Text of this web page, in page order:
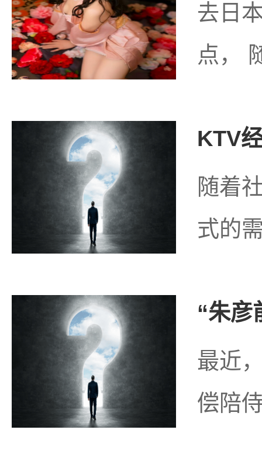
去日
点，
KTV
随着
式的
“朱彦
最近
偿陪